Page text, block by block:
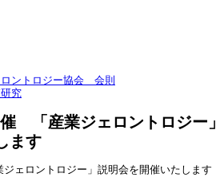
ントロジー協会 会則
究
「産業ジェロントロジー」
ます
ェロントロジー」説明会を開催いたします